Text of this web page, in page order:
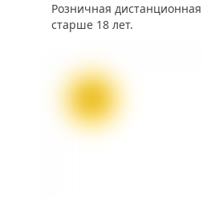
Розничная
старше 18 лет.